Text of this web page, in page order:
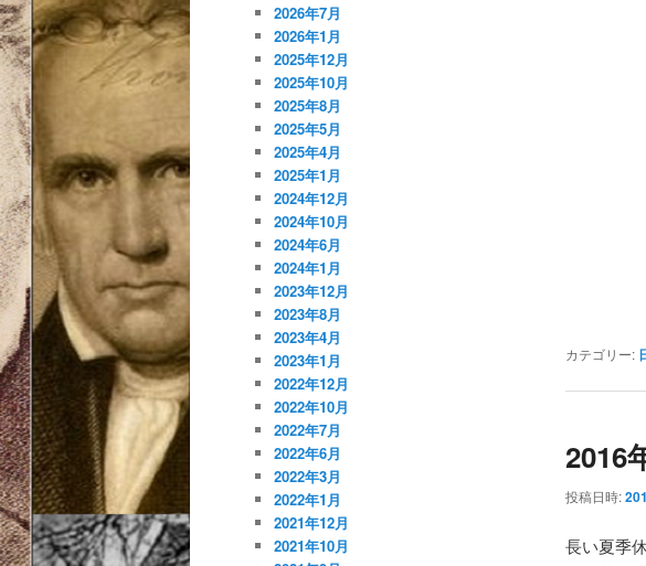
カテゴリー:
2016
投稿日時:
長い夏季
2026年7月
2026年1月
2025年12月
2025年10月
2025年8月
2025年5月
2025年4月
2025年1月
2024年12月
2024年10月
2024年6月
2024年1月
2023年12月
2023年8月
2023年4月
2023年1月
2022年12月
2022年10月
2022年7月
2022年6月
2022年3月
2022年1月
2021年12月
2021年10月